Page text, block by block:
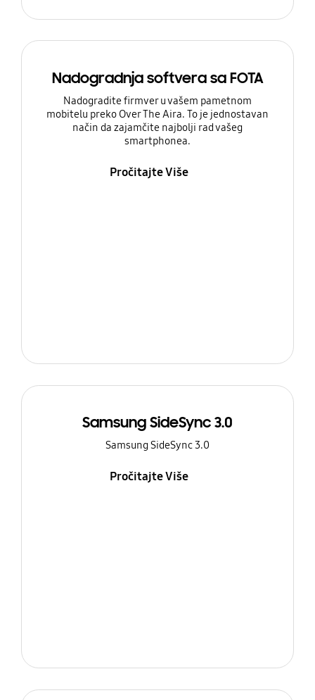
Nadogradnja softvera sa FOTA
Nadogradite firmver u vašem pametnom
mobitelu preko Over The Aira. To je jednostavan
način da zajamčite najbolji rad vašeg
smartphonea.
Pročitajte Više
Samsung SideSync 3.0
Samsung SideSync 3.0
Pročitajte Više